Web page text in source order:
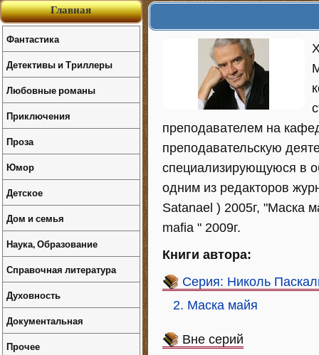
преподавателем на
преподавательскую
специализирующуюся в
одним из редакторов
Satanael ) 2005г, "Маска
mafia " 2009г.
Книги автора:
Серия: Николь
2. Маска майя
Вне серий
Главная
Фантастика
Детективы и Триллеры
Любовные романы
Приключения
Проза
Юмор
Детское
Дом и семья
Наука, Образование
Справочная литература
Духовность
Документальная
Прочее